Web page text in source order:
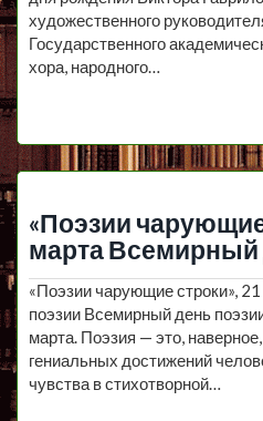
художественного
Государственного
хора, народного…
«Поэзии
марта Всемирный
«Поэзии чарующие строки»,
поэзии Всемирный день
марта. Поэзия — это,
гениальных достижений
чувства в стихотворной…